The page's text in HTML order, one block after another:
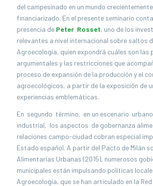
del campesinado en un mundo
financiarizado. En el presente seminario
presencia de Peter Rosset, uno de los
relevantes a nivel internacional sobre saltos
Agroecología, quien expondrá cuáles son las
argumentales y las restricciones que
proceso de expansión de la producción y el
agroecológicos, a partir de la exposición de
experiencias emblemáticas.
En segundo término, en un escenario
industrial, los aspectos de gobernanza
relaciones campo-ciudad cobran especial
Estado español. A partir del Pacto de Milán
Alimentarias Urbanas (2015), numerosos
municipales están impulsando políticas
Agroecología, que se han articulado en la